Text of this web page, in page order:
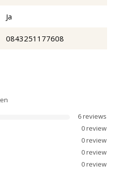
Ja
0843251177608
6reviews
0review
0review
0review
0review